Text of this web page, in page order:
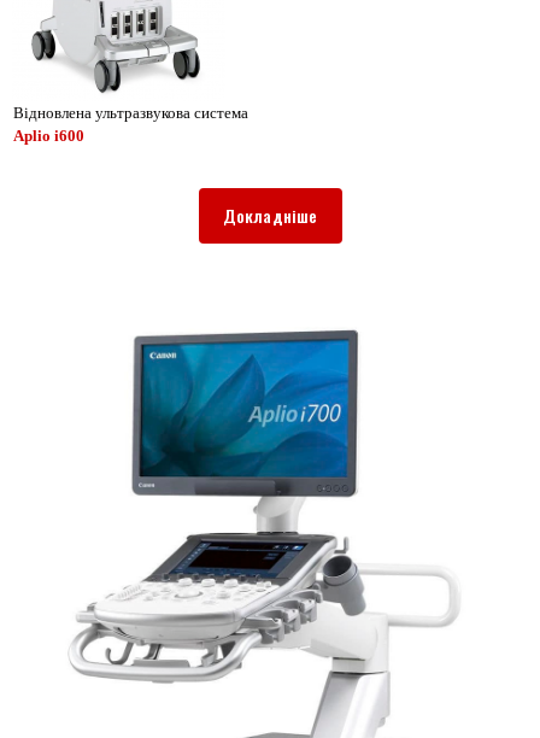
Відновлена ультразвукова система
Aplio i600
Докладніше